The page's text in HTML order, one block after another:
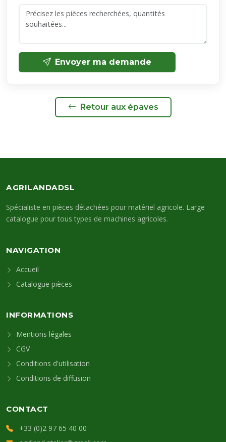
Envoyer ma demande
Retour aux épaves
AGRILANDADSL
Spécialiste en pièces détachées pour matériel agricole. Large
catalogue pour tous types de machines agricoles.
NAVIGATION
Accueil
Catalogue pièces
INFORMATIONS
Mentions légales
CGV
Conditions d'utilisation
Conditions de diffusion
CONTACT
+33 (0)2 97 65 40 00